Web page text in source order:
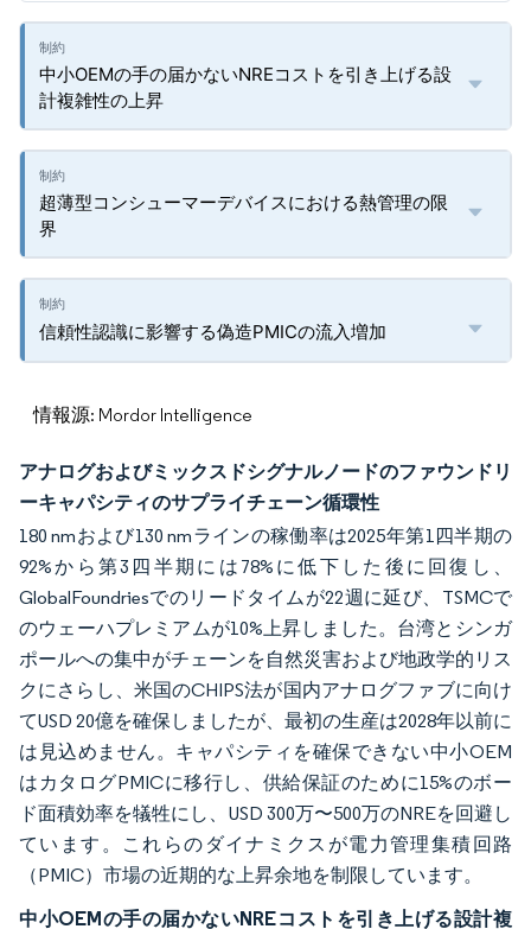
中小OEMの手の届かないNREコストを引き上げる設
計複雑性の上昇
超薄型コンシューマーデバイスにおける熱管理の限
界
信頼性認識に影響する偽造PMICの流入増加
情報源: Mordor Intelligence
アナログおよびミックスドシグナルノードのファウンドリ
ーキャパシティのサプライチェーン循環性
180 nmおよび130 nmラインの稼働率は2025年第1四半期の
92%から第3四半期には78%に低下した後に回復し、
GlobalFoundriesでのリードタイムが22週に延び、TSMCで
のウェーハプレミアムが10%上昇しました。台湾とシンガ
ポールへの集中がチェーンを自然災害および地政学的リス
クにさらし、米国のCHIPS法が国内アナログファブに向け
てUSD 20億を確保しましたが、最初の生産は2028年以前に
は見込めません。キャパシティを確保できない中小OEM
はカタログPMICに移行し、供給保証のために15%のボー
ド面積効率を犠牲にし、USD 300万〜500万のNREを回避し
ています。これらのダイナミクスが電力管理集積回路
（PMIC）市場の近期的な上昇余地を制限しています。
中小OEMの手の届かないNREコストを引き上げる設計複